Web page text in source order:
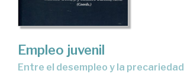
Empleo juvenil
entre el desempleo y la precariedad